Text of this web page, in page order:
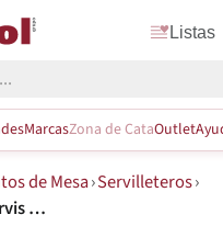
Listas
MarcasZona de CataOutlet
de Mesa›Servilleteros›
Servilletero Miniservis palillero